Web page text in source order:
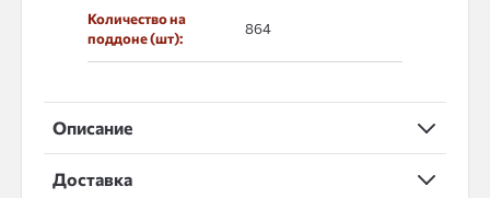
Количество на
поддоне (шт):
864
Описание
Доставка